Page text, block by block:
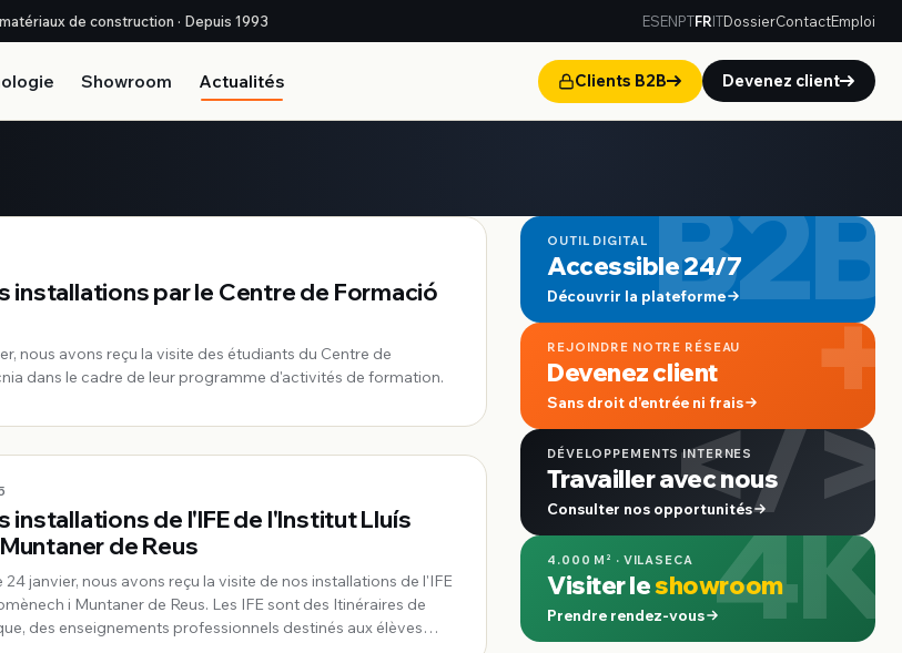
de construction · Depuis 1993 ESENPTFRITDossierContactEmploi
Showroom Actualités Clients B2B Devenez client
installations par le Centre de Formació
nous avons reçu la visite des étudiants du Centre de
dans le cadre de leur programme d'activités de formation.
installations de l'IFE de l'Institut Lluís
de Reus
24 janvier, nous avons reçu la visite de nos installations de l'IFE
i Muntaner de Reus. Les IFE sont des Itinéraires de
des enseignements professionnels destinés aux élèves
B2B
OUTIL DIGITAL
Accessible 24/7
Découvrir la plateforme +
REJOINDRE NOTRE RÉSEAU
Devenez client
Sans droit d’entrée ni frais</>
DÉVELOPPEMENTS INTERNES
Travailler avec nous
Consulter nos opportunités4K
4.000 M² · VILASECA
Visiter leshowroom
Prendre rendez-vous